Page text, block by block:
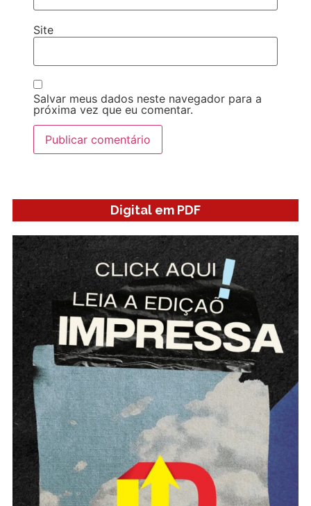
Site
Salvar meus dados neste navegador para a
próxima vez que eu comentar.
Digital em PDF